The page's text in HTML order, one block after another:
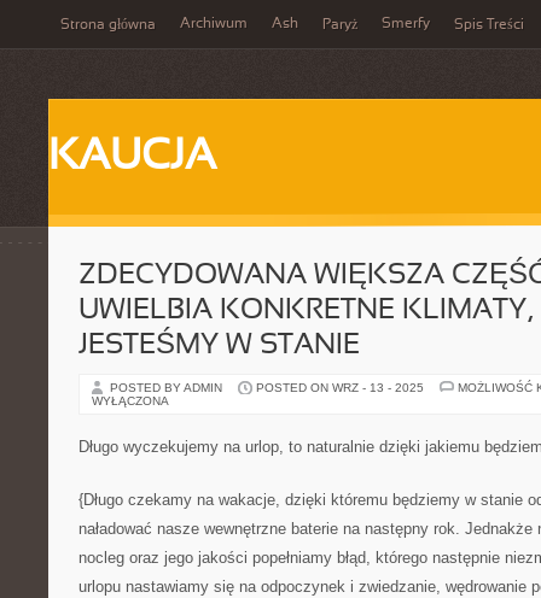
Strona główna Archiwum Ash Paryż Smerfy Spis Treści
KAUCJA
ZDECYDOWANA WIĘKSZA
UWIELBIA KONKRETNE KLIMATY,
JESTEŚMY W STANIE
POSTED BY ADMIN POSTED ON WRZ - 13 - 2025
MOŻLIWOŚĆ
WYŁĄCZONA
Długo wyczekujemy na urlop, to naturalnie dzięki jakiemu
{Długo czekamy na wakacje, dzięki któremu będziemy w stanie
naładować nasze wewnętrzne baterie na następny rok.
nocleg oraz jego jakości popełniamy błąd, którego następnie
urlopu nastawiamy się na odpoczynek i zwiedzanie, wędrowanie